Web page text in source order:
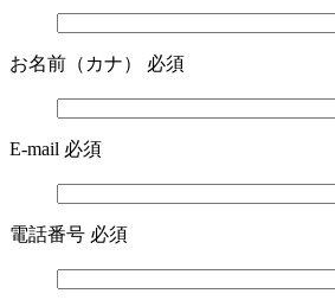
お名前（カナ） 必須
E-mail 必須
電話番号 必須